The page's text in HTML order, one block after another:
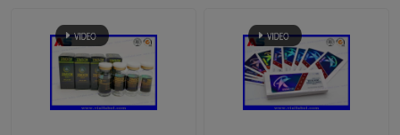
Alışveriş Kağıt Torbası